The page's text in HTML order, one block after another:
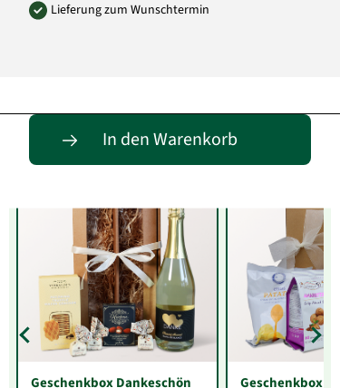
Lieferung zum Wunschtermin
In den Warenkorb
Entdecke passende Alternativen
Geschenkbox Dankeschön Geschenkbox